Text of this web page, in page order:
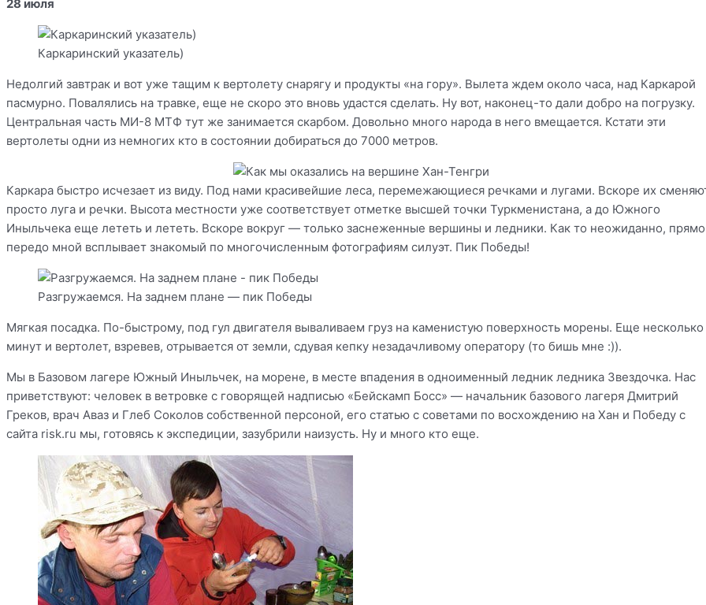
28 июля
Каркаринский указатель)
Недолгий завтрак и вот уже тащим к вертолету снарягу и продукты «на гору». Вылета ждем около часа, над Каркарой
пасмурно. Повалялись на травке, еще не скоро это вновь удастся сделать. Ну вот, наконец-то дали добро на погрузку.
Центральная часть МИ-8 МТФ тут же занимается скарбом. Довольно много народа в него вмещается. Кстати эти
вертолеты одни из немногих кто в состоянии добираться до 7000 метров.
Каркара быстро исчезает из виду. Под нами красивейшие леса, перемежающиеся речками и лугами. Вскоре их
просто луга и речки. Высота местности уже соответствует отметке высшей точки Туркменистана, а до Южного
Иныльчека еще лететь и лететь. Вскоре вокруг — только заснеженные вершины и ледники. Как то неожиданно, прямо
передо мной всплывает знакомый по многочисленным фотографиям силуэт. Пик Победы!
Разгружаемся. На заднем плане — пик Победы
Мягкая посадка. По-быстрому, под гул двигателя вываливаем груз на каменистую поверхность морены. Еще несколько
минут и вертолет, взревев, отрывается от земли, сдувая кепку незадачливому оператору (то бишь мне :)).
Мы в Базовом лагере Южный Иныльчек, на морене, в месте впадения в одноименный ледник ледника Звездочка. Нас
приветствуют: человек в ветровке с говорящей надписью «Бейскамп Босс» — начальник базового лагеря Дмитрий
Греков, врач Аваз и Глеб Соколов собственной персоной, его статью с советами по восхождению на Хан и Победу с
сайта risk.ru мы, готовясь к экспедиции, зазубрили наизусть. Ну и много кто еще.